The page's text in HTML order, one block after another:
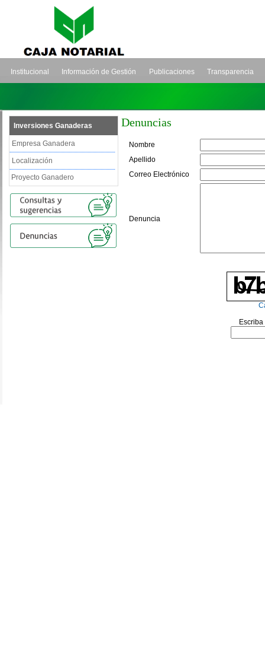
Institucional Información de Gestión Publicaciones Transparencia
Inversiones Ganaderas
Empresa Ganadera
Localización
Proyecto Ganadero
Denuncias
Nombre
Apellido
Correo Electrónico
Denuncia